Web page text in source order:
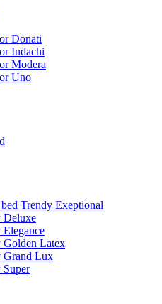
Donati
Indachi
Modera
Uno
Trendy Exeptional
Deluxe
Golden Latex
Grand Lux
Super